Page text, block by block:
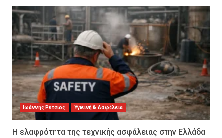
Ιωάννης Ρέτσιος Υγιεινή & Ασφάλεια
Η ελαφρότητα της τεχνικής ασφάλειας στην Ελλάδα